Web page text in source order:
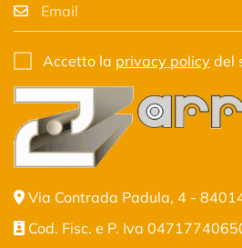
Via Contrada Padula, 4 -
Cod. Fisc. e P. Iva
Accetto la privacy policy del